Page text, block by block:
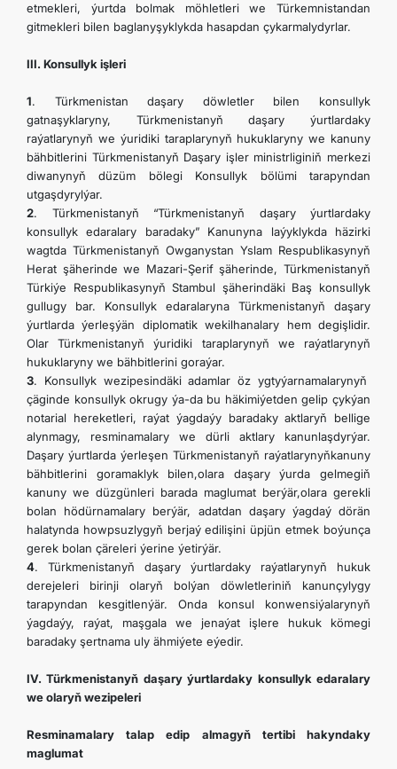
etmekleri, ýurtda bolmak möhletleri we Türkemnistandan
gitmekleri bilen baglanyşyklykda hasapdan çykarmalydyrlar.
III. Konsullyk işleri
1. Türkmenistan daşary döwletler bilen konsullyk
gatnaşyklaryny, Türkmenistanyň daşary ýurtlardaky
raýatlarynyň we ýuridiki taraplarynyň hukuklaryny we kanuny
bähbitlerini Türkmenistanyň Daşary işler ministrliginiň merkezi
diwanynyň düzüm bölegi Konsullyk bölümi tarapyndan
utgaşdyrylýar.
2. Türkmenistanyň “Türkmenistanyň daşary ýurtlardaky
konsullyk edaralary baradaky” Kanunyna laýyklykda häzirki
wagtda Türkmenistanyň Owganystan Yslam Respublikasynyň
Herat şäherinde we Mazari-Şerif şäherinde, Türkmenistanyň
Türkiýe Respublikasynyň Stambul şäherindäki Baş konsullyk
gullugy bar. Konsullyk edaralaryna Türkmenistanyň daşary
ýurtlarda ýerleşýän diplomatik wekilhanalary hem degişlidir.
Olar Türkmenistanyň ýuridiki taraplarynyň we raýatlarynyň
hukuklaryny we bähbitlerini goraýar.
3. Konsullyk wezipesindäki adamlar öz ygtyýarnamalarynyň
çäginde konsullyk okrugy ýa-da bu häkimiýetden gelip çykýan
notarial hereketleri, raýat ýagdaýy baradaky aktlaryň bellige
alynmagy, resminamalary we dürli aktlary kanunlaşdyrýar.
Daşary ýurtlarda ýerleşen Türkmenistanyň raýatlarynyňkanuny
bähbitlerini goramaklyk bilen,olara daşary ýurda gelmegiň
kanuny we düzgünleri barada maglumat berýär,olara gerekli
bolan hödürnamalary berýär, adatdan daşary ýagdaý dörän
halatynda howpsuzlygyň berjaý edilişini üpjün etmek boýunça
gerek bolan çäreleri ýerine ýetirýär.
4. Türkmenistanyň daşary ýurtlardaky raýatlarynyň hukuk
derejeleri birinji olaryň bolýan döwletleriniň kanunçylygy
tarapyndan kesgitlenýär. Onda konsul konwensiýalarynyň
ýagdaýy, raýat, maşgala we jenaýat işlere hukuk kömegi
baradaky şertnama uly ähmiýete eýedir.
IV. Türkmenistanyň daşary ýurtlardaky konsullyk edaralary
we olaryň wezipeleri
Resminamalary talap edip almagyň tertibi hakyndaky
maglumat